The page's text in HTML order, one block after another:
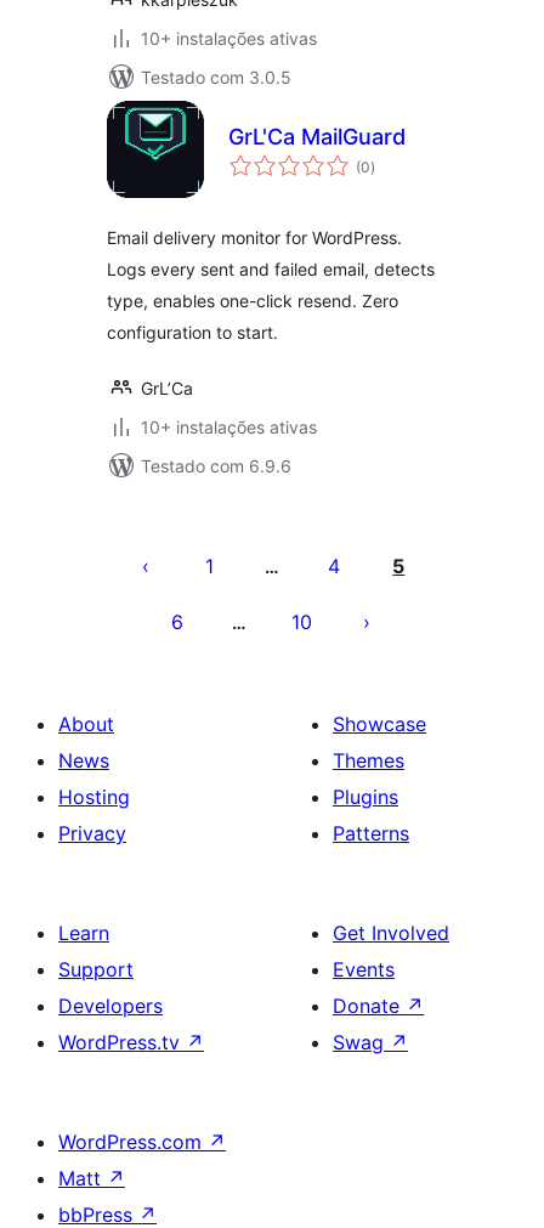
10+ instalações ativas
Testado com 3.0.5
GrL'Ca MailGuard
(0avaliações
totais
)
Email delivery monitor for WordPress.
Logs every sent and failed email, detects
type, enables one-click resend. Zero
configuration to start.
GrL’Ca
10+ instalações ativas
Testado com 6.9.6
pagination
1 … 4 5
6 … 10
About
News
Hosting
Privacy
Showcase
Themes
Plugins
Patterns
Learn
Support
Developers
WordPress.tv ↗
Get Involved
Events
Donate ↗
Swag ↗
WordPress.com ↗
Matt ↗
bbPress ↗